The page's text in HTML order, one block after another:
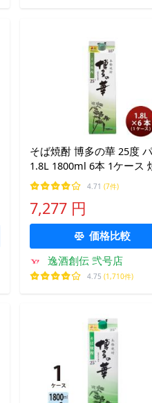
そば焼酎 博多の華 25度
1.8L 1800ml 6本 1ケース
福徳長 蕎麦焼酎 お酒 父の
のし・ギフト対応不可
4.71 (7件)
7,277 円
価格比較
逸酒創伝 弐号店
4.75 (1,710件)